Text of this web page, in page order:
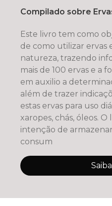
Compilado sobre
Este livro tem como
de como utilizar ervas
natureza, trazendo
mais de 100 ervas e a
em auxilio a
além de trazer
estas ervas para uso
xaropes, chás, óleos.
intenção de
consum